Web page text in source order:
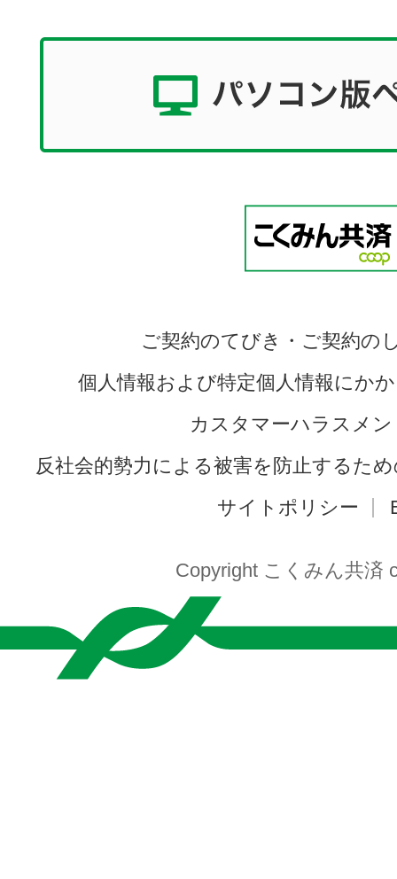
ご契約のてびき・ご契約の
個人情報および特定個人情報にか
カスタマーハラスメ
反社会的勢力による被害を防止するた
サイトポリシー
Copyright こくみん共済